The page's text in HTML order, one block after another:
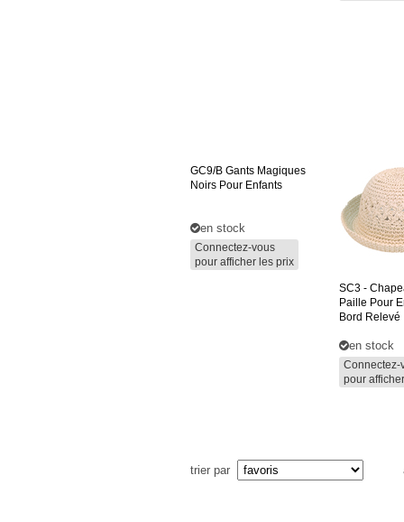
GC9/B Gants Magiques
Noirs Pour Enfants
en stock
Connectez-vous
pour afficher les prix
SC3 -
Paille Pour
Bord Relevé
en stock
Connectez-
pour
trier par